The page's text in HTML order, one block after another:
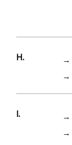
H. →
→
I. →
→